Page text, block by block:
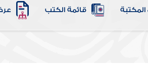
قائمة الكتب